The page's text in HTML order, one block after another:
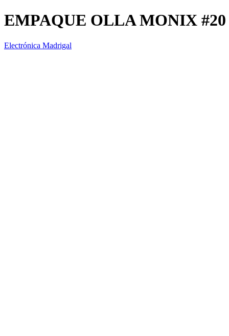
EMPAQUE OLLA MONIX #20
Electrónica Madrigal